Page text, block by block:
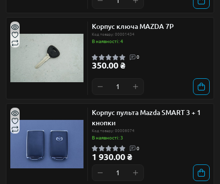
Корпус ключа MAZDA 7P
Код товару: 00001434
В наявності: 4
0
350.00 ₴
Корпус пульта Mazda SMART 3 + 1
кнопки
Код товару: 00008074
В наявності: 3
0
1 930.00 ₴